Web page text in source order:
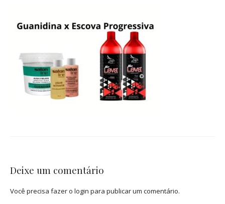
Deixe um comentário
Você precisa fazer o login para publicar um comentário.